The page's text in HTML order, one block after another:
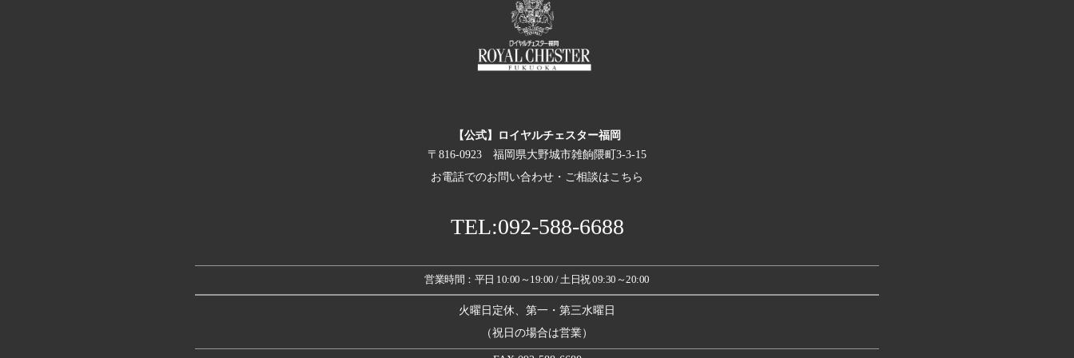
【公式】ロイヤルチェスター福岡
〒816-0923 福岡県大野城市雑餉隈町3-3-15
お電話でのお問い合わせ・ご相談はこちら
TEL:092-588-6688
営業時間：平日 10:00～19:00 / 土日祝 09:30～20:00
火曜日定休、第一・第三水曜日
（祝日の場合は営業）